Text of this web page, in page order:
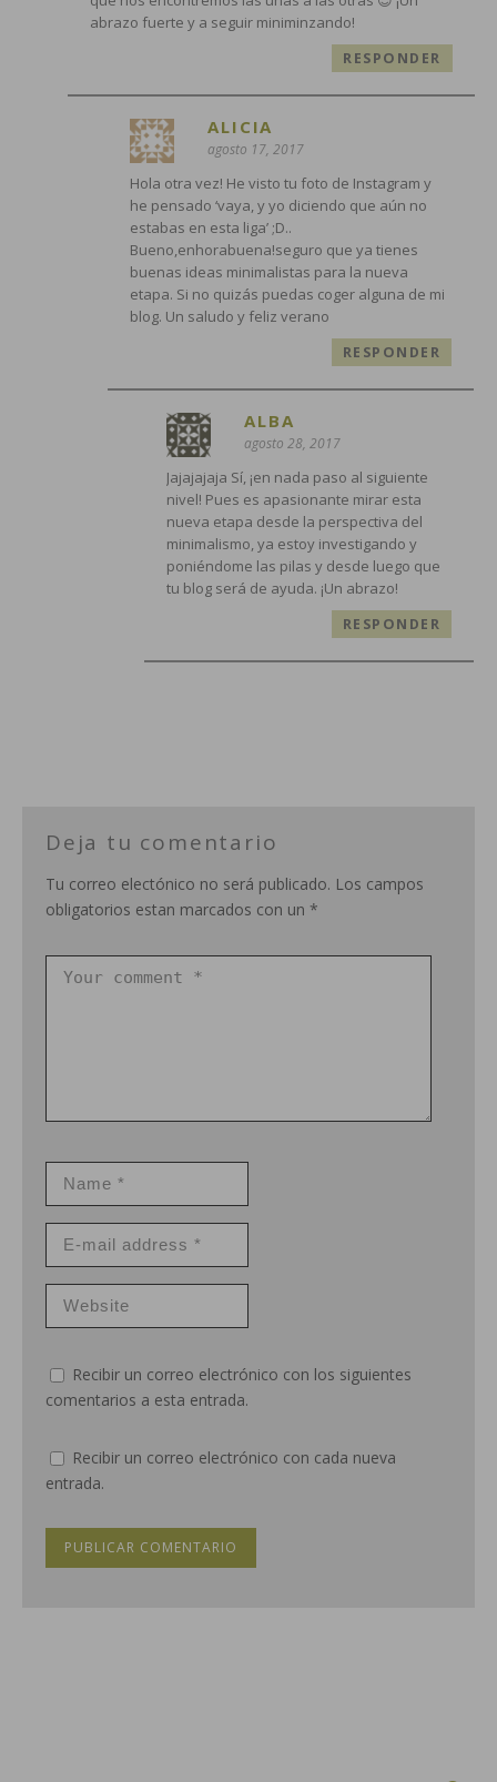
abrazo fuerte y a seguir miniminzando!
RESPONDER
ALICIA
agosto 17, 2017
Hola otra vez! He visto tu foto de Instagram y
he pensado ‘vaya, y yo diciendo que aún no
estabas en esta liga’ ;D..
Bueno,enhorabuena!seguro que ya tienes
buenas ideas minimalistas para la nueva
etapa. Si no quizás puedas coger alguna de mi
blog. Un saludo y feliz verano
RESPONDER
ALBA
agosto 28, 2017
Jajajajaja Sí, ¡en nada paso al siguiente
nivel! Pues es apasionante mirar esta
nueva etapa desde la perspectiva del
minimalismo, ya estoy investigando y
poniéndome las pilas y desde luego que
tu blog será de ayuda. ¡Un abrazo!
RESPONDER
Deja tu comentario
Tu correo electónico no será publicado. Los campos
obligatorios estan marcados con un *
Recibir un correo electrónico con los siguientes
comentarios a esta entrada.
Recibir un correo electrónico con cada nueva
entrada.